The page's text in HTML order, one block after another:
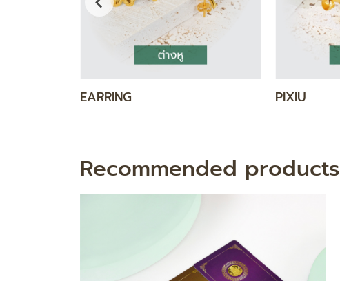
DIAMOND GOLD SET GOLD BAR
Recommended products